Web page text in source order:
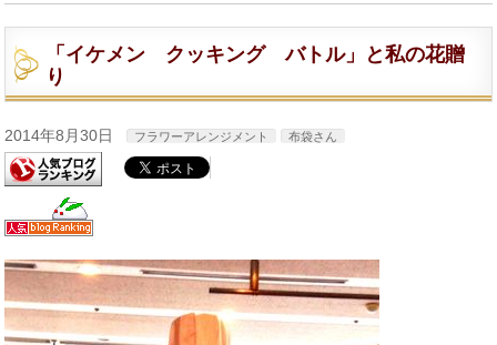
「イケメン クッキング バトル」と私の花贈
り
2014年8月30日 フラワーアレンジメント 布袋さん